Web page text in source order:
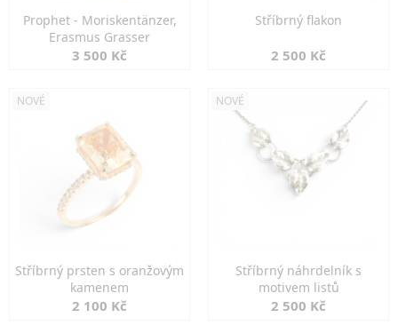
Prophet - Moriskentänzer,
Erasmus Grasser
3 500 Kč
Stříbrný flakon
2 500 Kč
NOVÉ
Stříbrný prsten s oranžovým
kamenem
2 100 Kč
NOVÉ
Stříbrný náhrdelník s
motivem listů
2 500 Kč